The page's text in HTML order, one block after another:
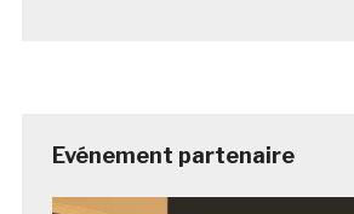
Evénement partenaire